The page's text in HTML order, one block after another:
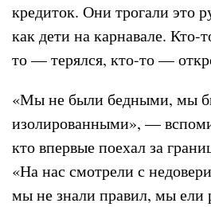
кредиток. Они трогали это
как дети на карнавале. Кто-
то — терялся, кто-то —
«Мы не были бедными, мы
изолированными», —
кто впервые поехал за
«На нас смотрели с
мы не знали правил, мы ели